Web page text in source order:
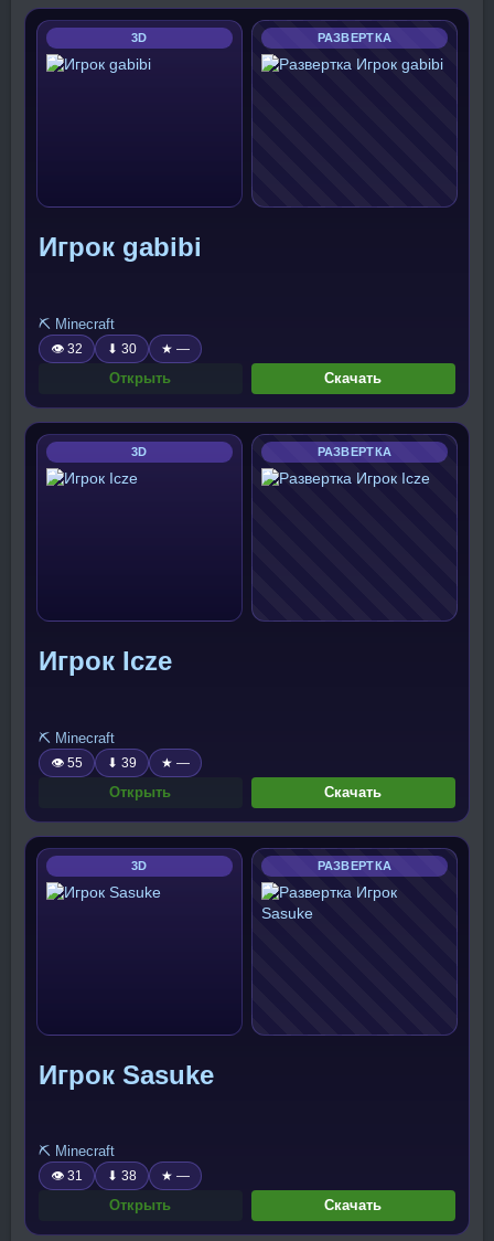
3D РАЗВЕРТКА
Игрок gabibi
⛏️ Minecraft
👁 32 ⬇ 30 ★ —
Открыть Скачать
3D РАЗВЕРТКА
Игрок Icze
⛏️ Minecraft
👁 55 ⬇ 39 ★ —
Открыть Скачать
3D РАЗВЕРТКА
Игрок Sasuke
⛏️ Minecraft
👁 31 ⬇ 38 ★ —
Открыть Скачать